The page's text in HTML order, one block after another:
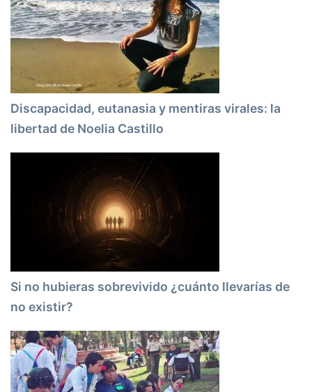
Discapacidad, eutanasia y mentiras virales: la
libertad de Noelia Castillo
Si no hubieras sobrevivido ¿cuánto llevarías de
no existir?